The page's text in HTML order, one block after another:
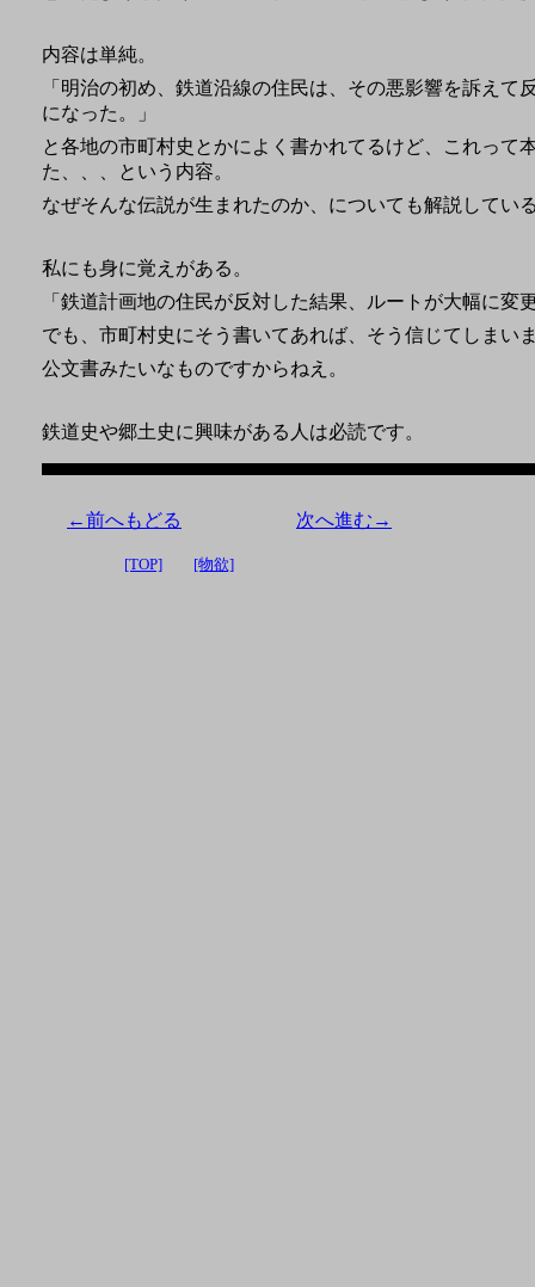
内容は単純。
「明治の初め、鉄道沿線の住民は、その悪影響を訴え
になった。」
と各地の市町村史とかによく書かれてるけど、これっ
た、、、という内容。
なぜそんな伝説が生まれたのか、についても解説してい
私にも身に覚えがある。
「鉄道計画地の住民が反対した結果、ルートが大幅に
でも、市町村史にそう書いてあれば、そう信じてしまい
公文書みたいなものですからねえ。
鉄道史や郷土史に興味がある人は必読です。
←前へもどる 次へ進む→
[TOP] [物欲]